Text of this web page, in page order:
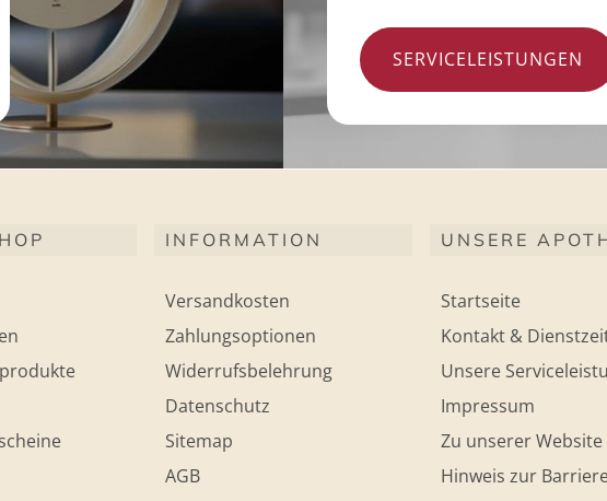
SERVICELEISTUNGEN
INFORMATION
Versandkosten
Zahlungsoptionen
Widerrufsbelehrung
Datenschutz
Sitemap
AGB
UNSERE
Startseite
Kontakt &
Unsere
Impressum
Zu unserer Website
Hinweis zur